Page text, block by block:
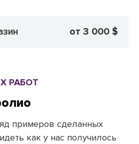
от 3 000 $
РАБОТ
примеров сделанных
как у нас получилось